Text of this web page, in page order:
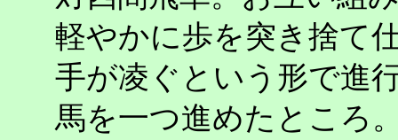
軽やかに歩を突き捨て
手が凌ぐという形で進
馬を一つ進めたところ